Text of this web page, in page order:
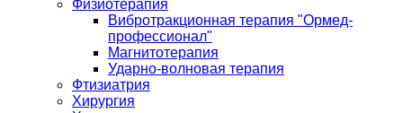
Физиотерапия
Вибротракционная терапия "Ормед-
профессионал"
Магнитотерапия
Ударно-волновая терапия
Фтизиатрия
Хирургия